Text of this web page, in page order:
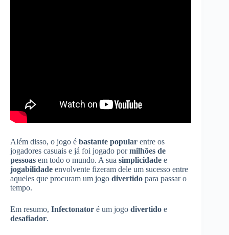
Além disso, o jogo é bastante popular entre os
jogadores casuais e já foi jogado pormilhões de
pessoas em todo o mundo. A sua simplicidade e
jogabilidade envolvente fizeram dele um sucesso entre
aqueles que procuram um jogo divertido para passar o
tempo.
Em resumo, Infectonator é um jogo divertido e
desafiador.